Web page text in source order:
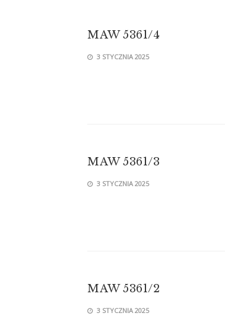
MAW 5361/4
3 STYCZNIA 2025
MAW 5361/3
3 STYCZNIA 2025
MAW 5361/2
3 STYCZNIA 2025